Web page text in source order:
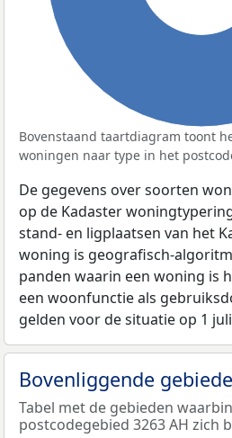
Bovenstaand taartdiagram toont
woningen naar type in het
De gegevens over soorten
op de Kadaster
stand- en ligplaatsen van het
woning is geografisch-
panden waarin een woning is
een woonfunctie als
gelden voor de situatie op 1
Bovenliggende
Tabel met de gebieden
postcodegebied 3263 AH zich